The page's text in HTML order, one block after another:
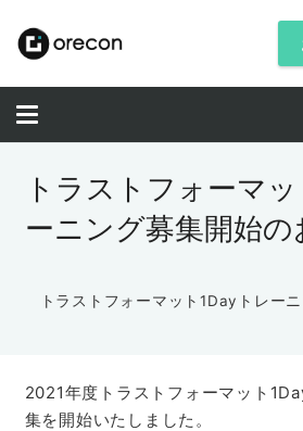
トラストフォーマ
ーニング募集開始
トラストフォーマット1Dayトレー
2021年度トラストフォーマット
集を開始いたしました。